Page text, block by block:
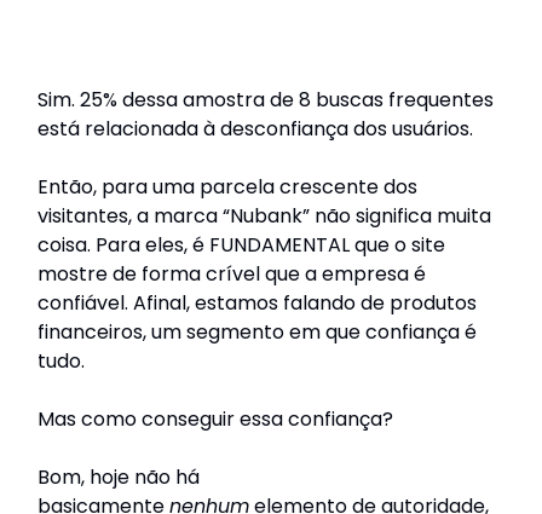
Sim. 25% dessa amostra de 8 buscas frequentes
está relacionada à desconfiança dos usuários.
Então, para uma parcela crescente dos
visitantes, a marca “Nubank” não significa muita
coisa. Para eles, é FUNDAMENTAL que o site
mostre de forma crível que a empresa é
confiável. Afinal, estamos falando de produtos
financeiros, um segmento em que confiança é
tudo.
Mas como conseguir essa confiança?
Bom, hoje não há
basicamentenenhumelemento de autoridade,